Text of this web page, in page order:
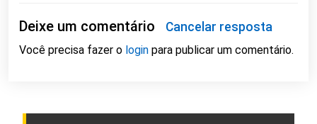
Deixe um comentário Cancelar resposta
Você precisa fazer o login para publicar um comentário.